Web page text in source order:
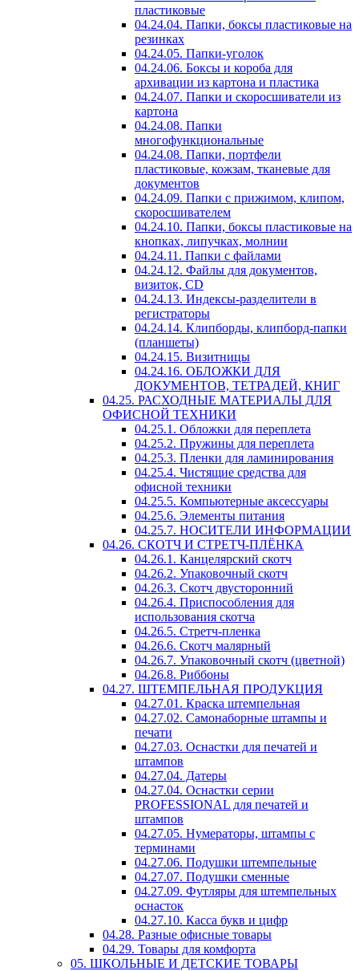
пластиковые
04.24.04. Папки, боксы пластиковые на
резинках
04.24.05. Папки-уголок
04.24.06. Боксы и короба для
архивации из картона и пластика
04.24.07. Папки и скоросшиватели из
картона
04.24.08. Папки
многофункциональные
04.24.08. Папки, портфели
пластиковые, кожзам, тканевые для
документов
04.24.09. Папки с прижимом, клипом,
скоросшивателем
04.24.10. Папки, боксы пластиковые на
кнопках, липучках, молнии
04.24.11. Папки с файлами
04.24.12. Файлы для документов,
визиток, CD
04.24.13. Индексы-разделители в
регистраторы
04.24.14. Клипборды, клипборд-папки
(планшеты)
04.24.15. Визитницы
04.24.16. ОБЛОЖКИ ДЛЯ
ДОКУМЕНТОВ, ТЕТРАДЕЙ, КНИГ
04.25. РАСХОДНЫЕ МАТЕРИАЛЫ ДЛЯ
ОФИСНОЙ ТЕХНИКИ
04.25.1. Обложки для переплета
04.25.2. Пружины для переплета
04.25.3. Пленки для ламинирования
04.25.4. Чистящие средства для
офисной техники
04.25.5. Компьютерные аксессуары
04.25.6. Элементы питания
04.25.7. НОСИТЕЛИ ИНФОРМАЦИИ
04.26. СКОТЧ И СТРЕТЧ-ПЛЁНКА
04.26.1. Канцелярский скотч
04.26.2. Упаковочный скотч
04.26.3. Скотч двусторонний
04.26.4. Приспособления для
использования скотча
04.26.5. Стретч-пленка
04.26.6. Скотч малярный
04.26.7. Упаковочный скотч (цветной)
04.26.8. Риббоны
04.27. ШТЕМПЕЛЬНАЯ ПРОДУКЦИЯ
04.27.01. Краска штемпельная
04.27.02. Самонаборные штампы и
печати
04.27.03. Оснастки для печатей и
штампов
04.27.04. Датеры
04.27.04. Оснастки серии
PROFESSIONAL для печатей и
штампов
04.27.05. Нумераторы, штампы с
терминами
04.27.06. Подушки штемпельные
04.27.07. Подушки сменные
04.27.09. Футляры для штемпельных
оснасток
04.27.10. Касса букв и цифр
04.28. Разные офисные товары
04.29. Товары для комфорта
05. ШКОЛЬНЫЕ И ДЕТСКИЕ ТОВАРЫ